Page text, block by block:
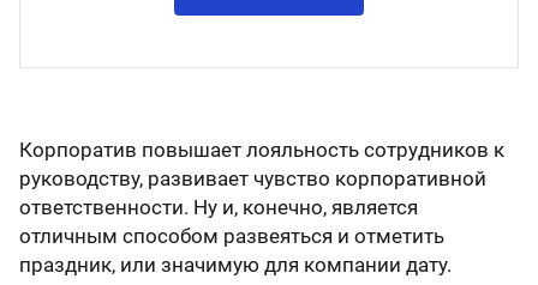
Корпоратив повышает лояльность сотрудников к
руководству, развивает чувство корпоративной
ответственности. Ну и, конечно, является
отличным способом развеяться и отметить
праздник, или значимую для компании дату.